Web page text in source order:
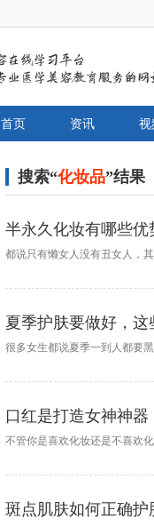
首页 资讯 视
搜索“化妆品”结果
半永久化妆有哪些
夏季护肤要做好，
口红是打造女神神
斑点肌肤如何正确